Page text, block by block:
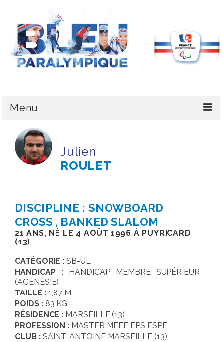
Menu
LE CPSF
PYEONGCHANG 2018
MÉDAILLES & CLASSEMENT
HANDICAPS & CLASSIFICATIONS
GALERIES PHOTOS
SALLE DE PRESSE
Julien
ROULET
DISCIPLINE : SNOWBOARD
CROSS , BANKED SLALOM
21 ANS, NÉ LE 4 AOÛT 1996 À PUYRICARD
(13)
CATÉGORIE : SB-UL
HANDICAP :
HANDICAP MEMBRE SUPÉRIEUR
(AGÉNÉSIE)
TAILLE : 1,87 M
POIDS : 83 KG
RÉSIDENCE : MARSEILLE (13)
PROFESSION : MASTER MEEF EPS ESPE
CLUB : SAINT-ANTOINE MARSEILLE (13)